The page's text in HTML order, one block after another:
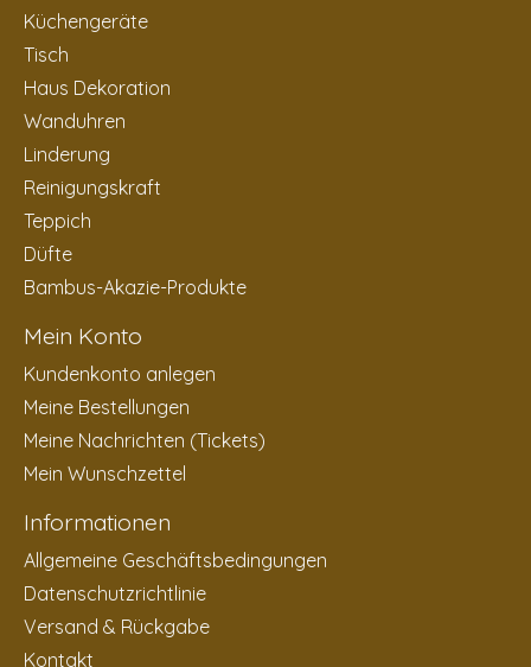
Küchengeräte
Tisch
Haus Dekoration
Wanduhren
Linderung
Reinigungskraft
Teppich
Düfte
Bambus-Akazie-Produkte
Mein Konto
Kundenkonto anlegen
Meine Bestellungen
Meine Nachrichten (Tickets)
Mein Wunschzettel
Informationen
Allgemeine Geschäftsbedingungen
Datenschutzrichtlinie
Versand & Rückgabe
Kontakt